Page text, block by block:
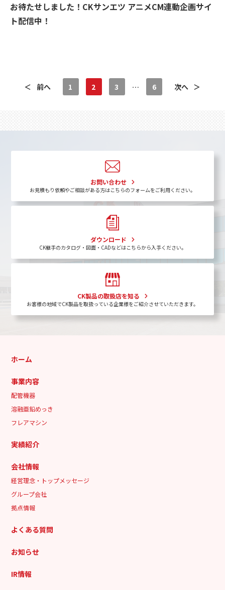
お待たせしました！CKサンエツ アニメCM連動企画サイ
ト配信中！
＜ 前へ 1 2 3 … 6 次へ ＞
お問い合わせ
お見積もり依頼やご相談がある方はこちらのフォームをご利用ください。
ダウンロード
CK継手のカタログ・図面・CADなどはこちらから入手ください。
CK製品の取扱店を知る
お客様の地域でCK製品を取扱っている企業様をご紹介させていただきます。
ホーム
事業内容
配管機器
溶融亜鉛めっき
フレアマシン
実績紹介
会社情報
経営理念・トップメッセージ
グループ会社
拠点情報
よくある質問
お知らせ
IR情報